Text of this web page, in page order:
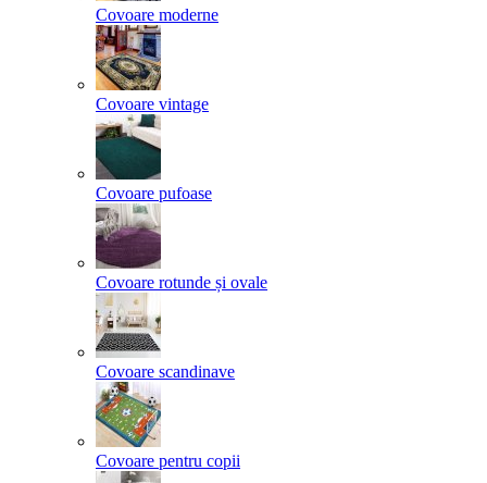
Covoare moderne
Covoare vintage
Covoare pufoase
Covoare rotunde și ovale
Covoare scandinave
Covoare pentru copii